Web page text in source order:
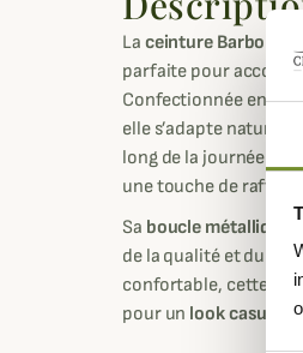
La ceinture Barbour
parfaite pour
Confectionnée en
elle s’adapte
long de la journée. Ses
une touche de
Sa boucle métallique
de la qualité et du
confortable, cette
pour un look casual